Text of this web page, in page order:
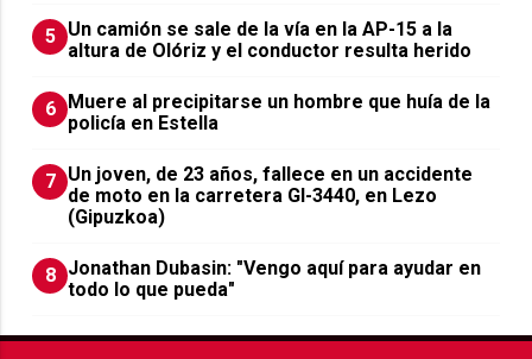
5 Un camión se sale de la vía en la AP-15 a la
altura de Olóriz y el conductor resulta herido
6 Muere al precipitarse un hombre que huía de la
policía en Estella
7 Un joven, de 23 años, fallece en un accidente
de moto en la carretera GI-3440, en Lezo
(Gipuzkoa)
8 Jonathan Dubasin: "Vengo aquí para ayudar en
todo lo que pueda"